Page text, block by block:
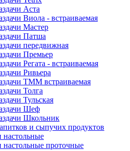
Аста
Виола - встраиваемая
Мастер
Патша
передвижная
Премьер
Регата - встраиваемая
Ривьера
ТММ встраиваемая
Толга
Тульская
Шеф
Школьник
и сыпучих продуктов
проточные